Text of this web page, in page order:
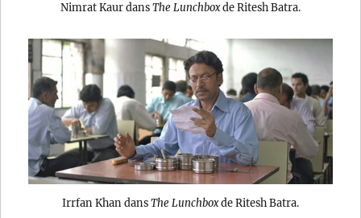
Nimrat Kaur dansThe Lunchboxde Ritesh Batra.
Irrfan Khan dansThe Lunchboxde Ritesh Batra.